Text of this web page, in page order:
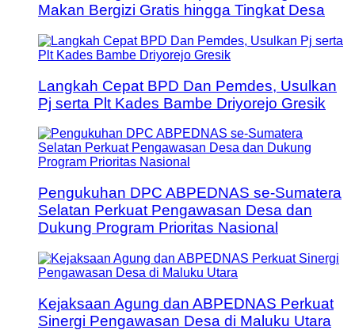
Makan Bergizi Gratis hingga Tingkat Desa
Langkah Cepat BPD Dan Pemdes, Usulkan
Pj serta Plt Kades Bambe Driyorejo Gresik
Pengukuhan DPC ABPEDNAS se-Sumatera
Selatan Perkuat Pengawasan Desa dan
Dukung Program Prioritas Nasional
Kejaksaan Agung dan ABPEDNAS Perkuat
Sinergi Pengawasan Desa di Maluku Utara